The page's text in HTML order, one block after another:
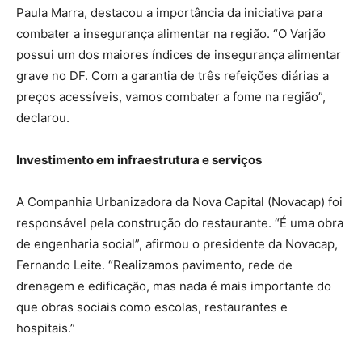
Paula Marra, destacou a importância da iniciativa para
combater a insegurança alimentar na região. “O Varjão
possui um dos maiores índices de insegurança alimentar
grave no DF. Com a garantia de três refeições diárias a
preços acessíveis, vamos combater a fome na região”,
declarou.
Investimento em infraestrutura e serviços
A Companhia Urbanizadora da Nova Capital (Novacap) foi
responsável pela construção do restaurante. “É uma obra
de engenharia social”, afirmou o presidente da Novacap,
Fernando Leite. “Realizamos pavimento, rede de
drenagem e edificação, mas nada é mais importante do
que obras sociais como escolas, restaurantes e
hospitais.”